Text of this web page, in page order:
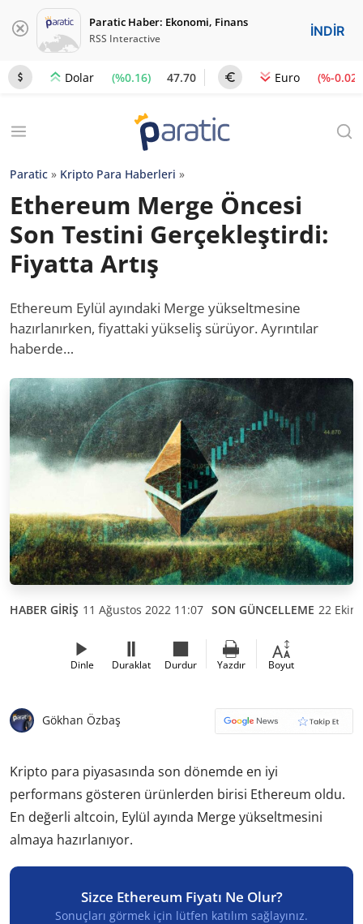
Paratic Haber: Ekonomi, Finans
RSS Interactive İNDİR
Dolar (%0.16) 47.70 Euro (%-0.02)
Paratic » Kripto Para Haberleri »
Ethereum Merge Öncesi
Son Testini Gerçekleştirdi:
Fiyatta Artış
Ethereum Eylül ayındaki Merge yükseltmesine
hazırlanırken, fiyattaki yükseliş sürüyor. Ayrıntılar
haberde…
HABER GİRİŞ 11 Ağustos 2022 11:07 SON GÜNCELLEME 22
Dinle Duraklat Durdur Yazdır Boyut
Gökhan Özbaş
Kripto para piyasasında son dönemde en iyi
performans gösteren ürünlerden birisi Ethereum oldu.
En değerli altcoin, Eylül ayında Merge yükseltmesini
almaya hazırlanıyor.
Sizce Ethereum Fiyatı Ne Olur?
Sonuçları görmek için lütfen katılım sağlayınız.